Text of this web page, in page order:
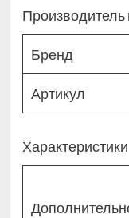
Производитель
Бренд
Артикул
Характеристики